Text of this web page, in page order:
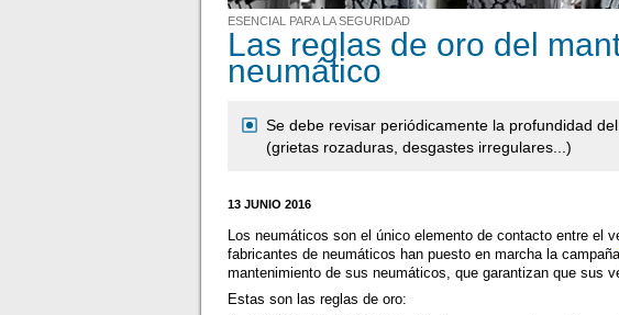
ESENCIAL PARA LA SEGURIDAD
Las reglas de oro del
neumático
Se debe revisar periódicamente la profundidad
(grietas rozaduras, desgastes irregulares...)
13 JUNIO 2016
Los neumáticos son el único elemento de contacto entre el
fabricantes de neumáticos han puesto en marcha la
mantenimiento de sus neumáticos, que garantizan que sus
Estas son las reglas de oro: